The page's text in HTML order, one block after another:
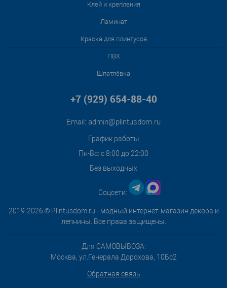
Клей и крепления
Ламинат
Краска для плинтусов
ПВХ
Шпатлёвка
2019-2026 © Plintusdom.ru - модный интернет-магазин декора и
лепнины. Все права защищены.
Для САМОВЫВОЗА:
Москва, ул.Генерала Дорохова, 10Бс2
Обратная связь
+7 (929) 654-88-40
Email: admin@plintusdom.ru
График работы
Пн-Вс: с 8:00 до 22:00
Без выходных
Соцсети: